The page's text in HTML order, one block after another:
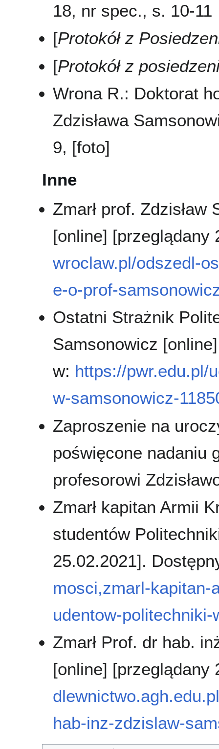
18, nr spec., s. 10-11
[Protokół z
[Protokół z
Wrona R.: Doktorat
Zdzisława
9, [foto]
Inne
Zmarł prof.
[online]
wroclaw.pl/odszedl-
e-o-prof-
Ostatni Strażnik
Samsonowicz
w: https://pwr.edu.pl/
w-samsonowicz-
Zaproszenie na
poświęcone nadaniu
profesorowi
Zmarł kapitan Armii
studentów
25.02.2021].
mosci,zmarl-
udentow-
Zmarł Prof. dr hab.
[online]
hab-inz-zdzislaw-